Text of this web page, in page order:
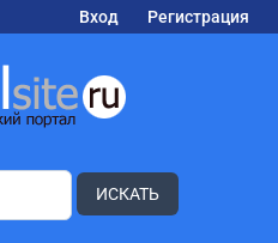
Вход Регистрация
ИСКАТЬ